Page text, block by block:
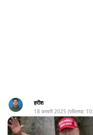
हरीश
18 फ़रवरी 2025 (पब्लिश्ड: